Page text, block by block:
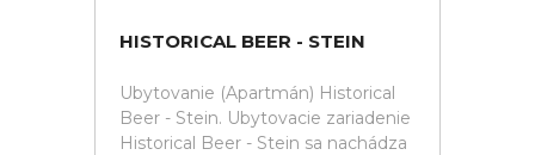
HISTORICAL BEER - STEIN
Ubytovanie (Apartmán) Historical
Beer - Stein. Ubytovacie zariadenie
Historical Beer - Stein sa nachádza